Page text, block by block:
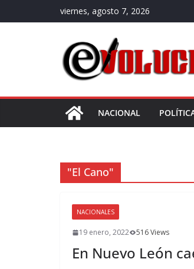
al
viernes, agosto 7, 2026
NACIONAL
"El Cano"
NACIONALES
19 enero, 2022 516 Views
En Nuevo León